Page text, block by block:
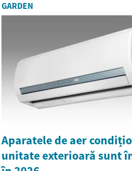
GARDEN
Aparatele de aer
unitate exterioară sunt